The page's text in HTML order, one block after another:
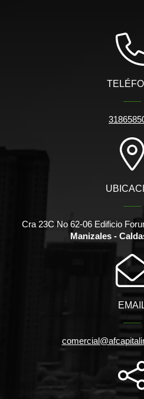
Cra 23C No 62-06 Edificio
Manizales -